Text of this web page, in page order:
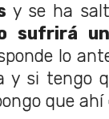
y se ha
sufrirá
lo
y si tengo
que ahí